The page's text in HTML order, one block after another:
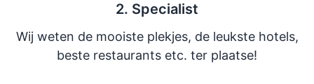
2. Specialist
Wij weten de mooiste plekjes, de leukste hotels,
beste restaurants etc. ter plaatse!